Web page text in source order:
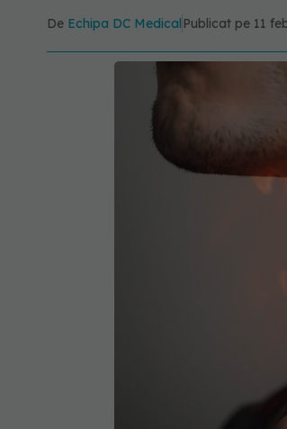
De Echipa DC Medical Publicat pe 11